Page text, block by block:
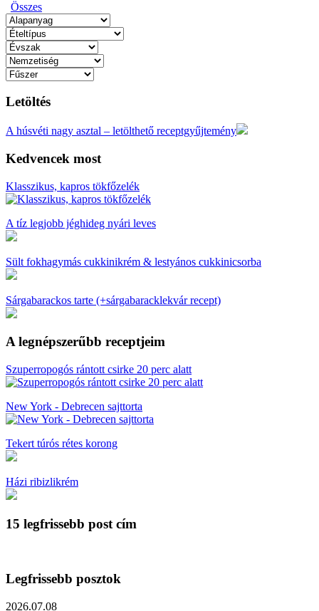
Összes
Letöltés
A húsvéti nagy asztal – letölthető receptgyűjtemény
Kedvencek most
Klasszikus, kapros tökfőzelék
A tíz legjobb jéghideg nyári leves
Sült fokhagymás cukkinikrém & lestyános cukkinicsorba
Sárgabarackos tarte (+sárgabaracklekvár recept)
A legnépszerűbb receptjeim
Szuperropogós rántott csirke 20 perc alatt
New York - Debrecen sajttorta
Tekert túrós rétes korong
Házi ribizlikrém
15 legfrissebb post cím
Legfrissebb posztok
2026.07.08